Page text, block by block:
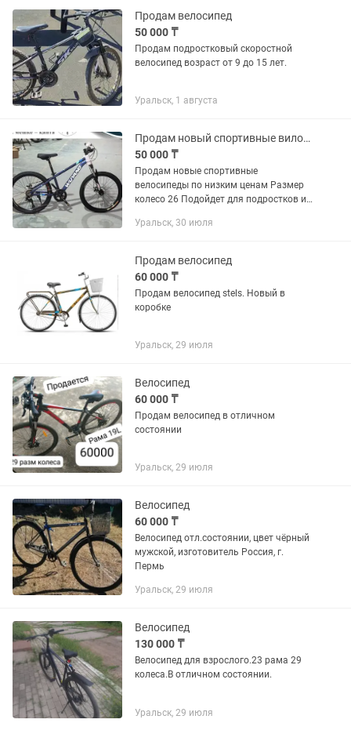
Продам велосипед
50 000 ₸
Продам подростковый скоростной
велосипед возраст от 9 до 15 лет.
Уральск, 1 августа
Продам новый спортивные вилосипеды
50 000 ₸
Продам новые спортивные
велосипеды по низким ценам Размер
колесо 26 Подойдет для подростков и
бутылка и замок Адрес район
Уральск, 30 июля
Продам велосипед
60 000 ₸
Продам велосипед stels. Новый в
коробке
Уральск, 29 июля
Велосипед
60 000 ₸
Продам велосипед в отличном
состоянии
Уральск, 29 июля
Велосипед
60 000 ₸
Велосипед отл.состоянии, цвет чёрный
мужской, изготовитель Россия, г.
Пермь
Уральск, 29 июля
Велосипед
130 000 ₸
Велосипед для взрослого.23 рама 29
колеса.В отличном состоянии.
Уральск, 29 июля